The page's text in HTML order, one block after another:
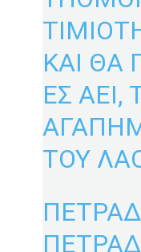
ΚΑΙ ΘΑ
ΕΣ ΑΕΙ,
ΤΟΥ